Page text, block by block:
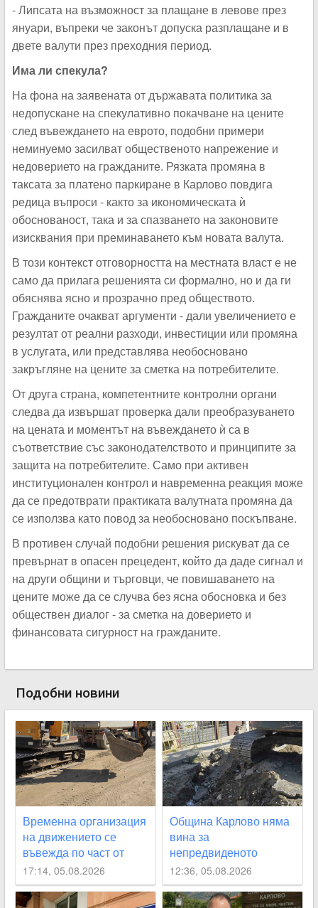
- Липсата на възможност за плащане в левове през
януари, въпреки че законът допуска разплащане и в
двете валути през преходния период.
Има ли спекула?
На фона на заявената от държавата политика за
недопускане на спекулативно покачване на цените
след въвеждането на еврото, подобни примери
неминуемо засилват общественото напрежение и
недоверието на гражданите. Рязката промяна в
таксата за платено паркиране в Карлово повдига
редица въпроси - както за икономическата ѝ
обоснованост, така и за спазването на законовите
изисквания при преминаването към новата валута.
В този контекст отговорността на местната власт е не
само да прилага решенията си формално, но и да ги
обяснява ясно и прозрачно пред обществото.
Гражданите очакват аргументи - дали увеличението е
резултат от реални разходи, инвестиции или промяна
в услугата, или представлява необосновано
закръгляне на цените за сметка на потребителите.
От друга страна, компетентните контролни органи
следва да извършат проверка дали преобразуването
на цената и моментът на въвеждането ѝ са в
съответствие със законодателството и принципите за
защита на потребителите. Само при активен
институционален контрол и навременна реакция може
да се предотврати практиката валутната промяна да
се използва като повод за необосновано поскъпване.
В противен случай подобни решения рискуват да се
превърнат в опасен прецедент, който да даде сигнал и
на други общини и търговци, че повишаването на
цените може да се случва без ясна обосновка и без
обществен диалог - за сметка на доверието и
финансовата сигурност на гражданите.
Подобни новини
Временна организация
на движението се
въвежда по част от
улица „Юмрукчал“
17:14, 05.08.2026
Община Карлово няма
вина за
непредвиденото
спиране на водата, но
се извинява на
гражданите
12:36, 05.08.2026